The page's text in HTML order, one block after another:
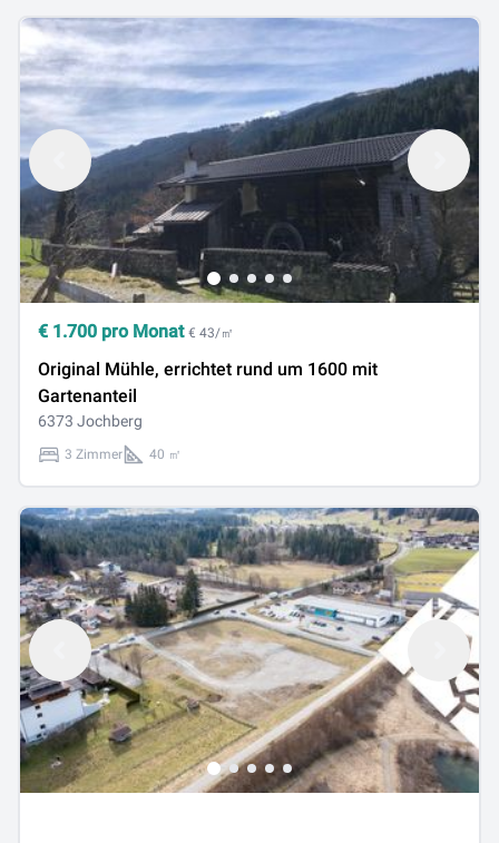
€ 1.700 pro Monat € 43/㎡
Original Mühle, errichtet rund um 1600 mit
Gartenanteil
6373 Jochberg
3 Zimmer 40 ㎡